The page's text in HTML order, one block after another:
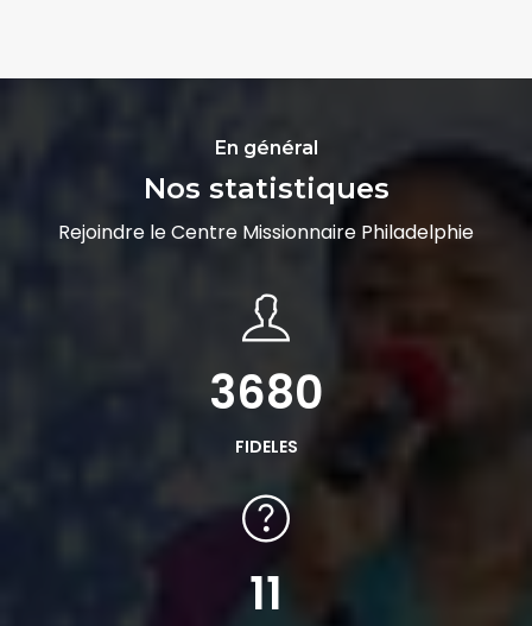
En général
Nos statistiques
Rejoindre le Centre Missionnaire Philadelphie
6400
FIDELES
18